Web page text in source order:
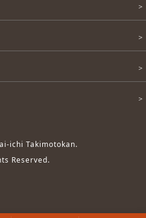
ichi Takimotokan.
Reserved.